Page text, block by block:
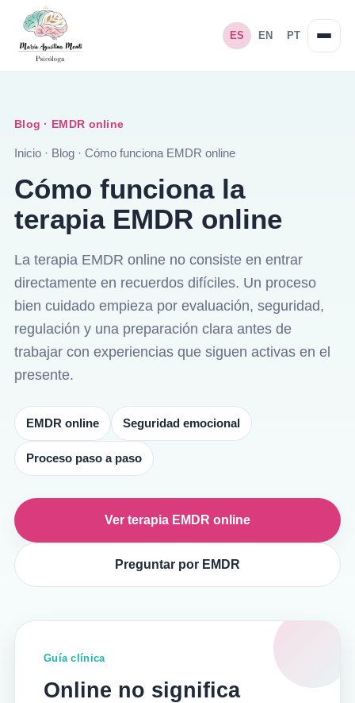
ES EN PT
Blog · EMDR online
Inicio · Blog · Cómo funciona EMDR online
Cómo funciona la
terapia EMDR online
La terapia EMDR online no consiste en entrar
directamente en recuerdos difíciles. Un proceso
bien cuidado empieza por evaluación, seguridad,
regulación y una preparación clara antes de
trabajar con experiencias que siguen activas en el
presente.
EMDR online Seguridad emocional
Proceso paso a paso
Ver terapia EMDR online
Preguntar por EMDR
Guía clínica
Online no significa